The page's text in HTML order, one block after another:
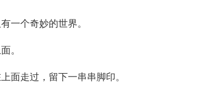
一个奇妙的世界。
。
面走过，留下一串串脚印。